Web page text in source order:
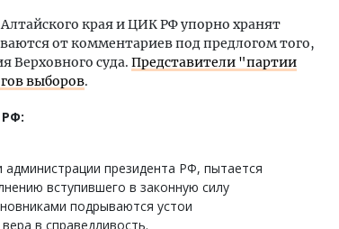
края и ЦИК РФ упорно хранят
от комментариев под предлогом того,
Верховного суда. Представители "партии
выборов.
президента РФ, пытается
вступившего в законную силу
подрываются устои
в справедливость.